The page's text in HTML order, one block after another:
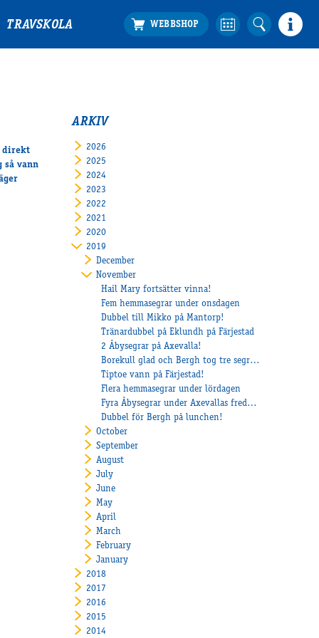
TRAVSKOLA
direkt
så vann
ARKIV
2026
2025
2024
2023
2022
2021
2020
2019
December
November
Hail Mary fortsätter vinna!
Fem hemmasegrar under onsdagen
Dubbel till Mikko på Mantorp!
Tränardubbel på Eklundh på Färjestad
2 Åbysegrar på Axevalla!
Borekull glad och Bergh tog tre segrar!
Tiptoe vann på Färjestad!
Flera hemmasegrar under lördagen
Fyra Åbysegrar under Axevallas fredagstävlingar
Dubbel för Bergh på lunchen!
October
September
August
July
June
May
April
March
February
January
2018
2017
2016
2015
2014